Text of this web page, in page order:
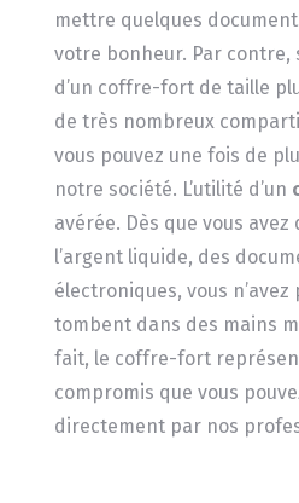
mettre quelques
votre bonheur. Par contre,
d’un coffre-fort de taille
de très nombreux
vous pouvez une fois de
notre société. L’utilité d’un
avérée. Dès que vous avez
l’argent liquide, des
électroniques, vous n’avez
tombent dans des mains
fait, le coffre-fort
compromis que vous
directement par nos